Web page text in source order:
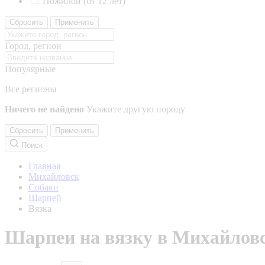
Сбросить Применить
Город, регион
Популярные
Все регионы
Ничего не найдено Укажите другую породу
Сбросить
Применить
Поиск
Главная
Михайловск
Собаки
Шарпей
Вязка
Шарпеи на вязку в